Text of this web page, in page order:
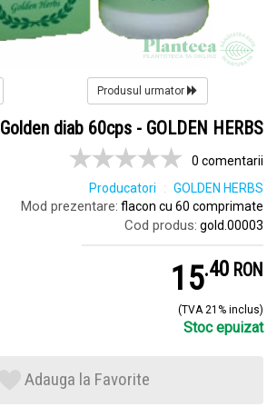
Produsul urmator
Golden diab 60cps - GOLDEN HERBS
0 comentarii
Producatori
GOLDEN HERBS
Mod prezentare: flacon cu 60 comprimate
Cod produs: gold.00003
15.4 RON
(TVA 21% inclus)
Stoc epuizat
Adauga la Favorite